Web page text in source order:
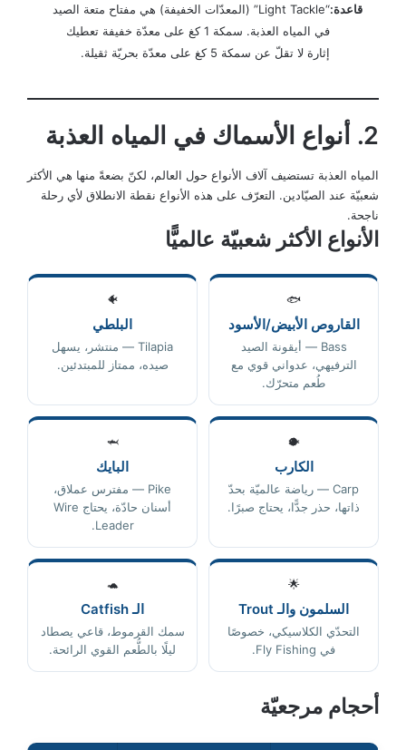
قاعدة:
“Light Tackle” (المعدّات الخفيفة) هي مفتاح متعة الصيد
في المياه العذبة. سمكة 1 كغ على معدّة خفيفة تعطيك
إثارة لا تقلّ عن سمكة 5 كغ على معدّة بحريّة ثقيلة.
2. أنواع الأسماك في المياه العذبة
المياه العذبة تستضيف آلاف الأنواع حول العالم، لكنّ بضعةً منها هي الأكثر
شعبيّة عند الصيّادين. التعرّف على هذه الأنواع نقطة الانطلاق لأي رحلة
ناجحة.
الأنواع الأكثر شعبيّة عالميًّا
🐟
القاروص الأبيض/الأسود
Bass — أيقونة الصيد
الترفيهي، عدواني قوي مع
طُعم متحرّك.
🐠
البلطي
Tilapia — منتشر، يسهل
صيده، ممتاز للمبتدئين.
🐡
الكارب
Carp — رياضة عالميّة بحدّ
ذاتها، حذر جدًّا، يحتاج صبرًا.
🦈
البايك
Pike — مفترس عملاق،
أسنان حادّة، يحتاج Wire
Leader.
🌟
السلمون والـ Trout
التحدّي الكلاسيكي، خصوصًا
في Fly Fishing.
🐢
الـ Catfish
سمك القرموط، قاعي يصطاد
ليلًا بالطُّعم القوي الرائحة.
أحجام مرجعيّة